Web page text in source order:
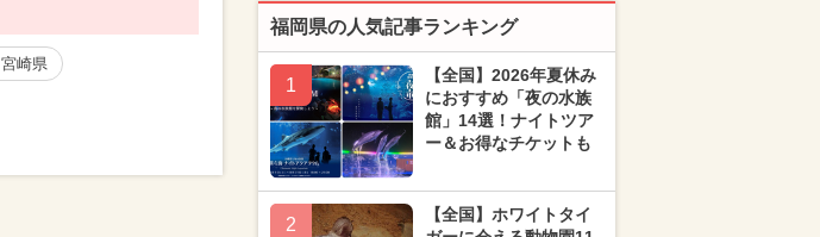
宮崎県
福岡県の人気記事ランキング
1
【全国】2026年夏休み
におすすめ「夜の水族
館」14選！ナイトツア
ー＆お得なチケットも
2
【全国】ホワイトタイ